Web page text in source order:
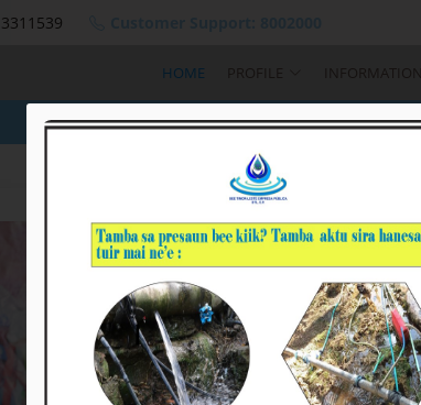
3311539
HOME PROFILE INFORMATION